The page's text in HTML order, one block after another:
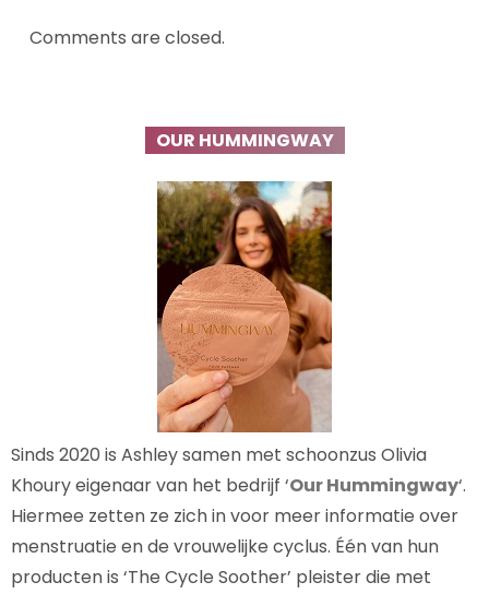
Comments are closed.
OUR HUMMINGWAY
Sinds 2020 is Ashley samen met schoonzus Olivia
Khoury eigenaar van het bedrijf ‘Our Hummingway‘.
Hiermee zetten ze zich in voor meer informatie over
menstruatie en de vrouwelijke cyclus. Één van hun
producten is ‘The Cycle Soother’ pleister die met